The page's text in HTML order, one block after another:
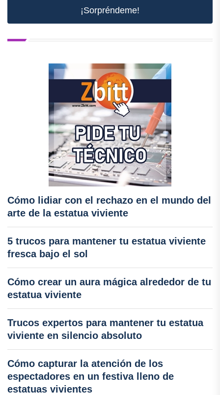
¡Sorpréndeme!
Cómo lidiar con el rechazo en el mundo del
arte de la estatua viviente
5 trucos para mantener tu estatua viviente
fresca bajo el sol
Cómo crear un aura mágica alrededor de tu
estatua viviente
Trucos expertos para mantener tu estatua
viviente en silencio absoluto
Cómo capturar la atención de los
espectadores en un festiva lleno de
estatuas vivientes